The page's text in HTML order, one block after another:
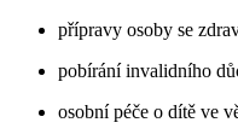
přípravy osoby se
pobírání invalidního
osobní péče o dítě ve